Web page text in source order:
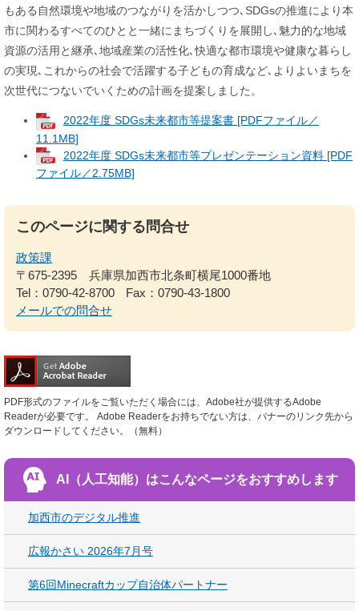
もある自然環境や地域のつながりを活かしつつ､SDGsの推進により本
市に関わるすべてのひとと一緒にまちづくりを展開し､魅力的な地域
資源の活用と継承､地域産業の活性化､快適な都市環境や健康な暮らし
の実現､これからの社会で活躍する子どもの育成など､よりよいまちを
次世代につないでいくための計画を提案しました。
2022年度 SDGs未来都市等提案書 [PDFファイル／
11.1MB]
2022年度 SDGs未来都市等プレゼンテーション資料 [PDF
ファイル／2.75MB]
このページに関する問合せ
政策課
〒675-2395 兵庫県加西市北条町横尾1000番地
Tel：0790-42-8700
Fax：0790-43-1800
メールでの問合せ
PDF形式のファイルをご覧いただく場合には、Adobe社が提供するAdobe
Readerが必要です。
Adobe Readerをお持ちでない方は、バナーのリンク先から
ダウンロードしてください。（無料）
AI（人工知能）はこんなページをおすすめします
加西市のデジタル推進
広報かさい 2026年7月号
第6回Minecraftカップ自治体パートナー